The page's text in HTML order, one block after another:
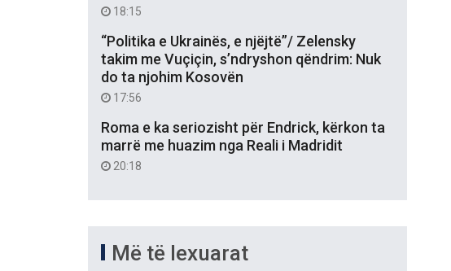
18:15
“Politika e Ukrainës, e njëjtë”/ Zelensky
takim me Vuçiçin, s’ndryshon qëndrim: Nuk
do ta njohim Kosovën
17:56
Roma e ka seriozisht për Endrick, kërkon ta
marrë me huazim nga Reali i Madridit
20:18
Më të lexuarat